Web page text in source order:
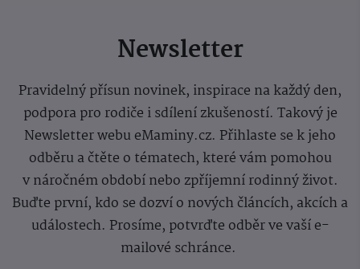
Newsletter
Pravidelný přísun novinek, inspirace na každý den,
podpora pro rodiče i sdílení zkušeností. Takový je
Newsletter webu eMaminy.cz. Přihlaste se k jeho
odběru a čtěte o tématech, které vám pomohou
v náročném období nebo zpříjemní rodinný život.
Buďte první, kdo se dozví o nových článcích, akcích a
událostech. Prosíme, potvrďte odběr ve vaší e-
mailové schránce.